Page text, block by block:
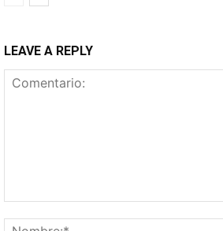
LEAVE A REPLY